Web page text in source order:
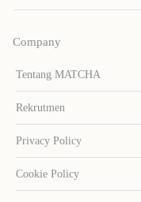
Company
Tentang MATCHA
Rekrutmen
Privacy Policy
Cookie Policy